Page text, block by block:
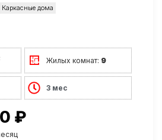
Каркасные дома
Жилых комнат: 9
3 мес
₽